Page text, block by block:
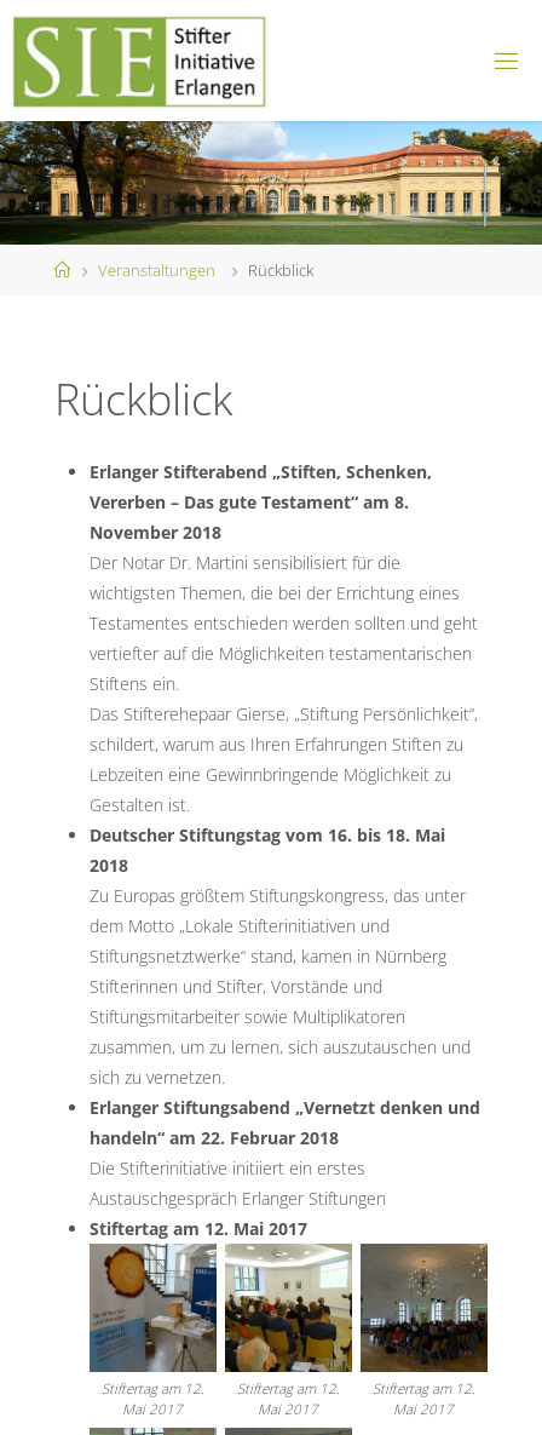
Skip
content
HomeVeranstaltungen Rückblick
Rückblick
Erlanger Stifterabend „Stiften, Schenken,
Vererben – Das gute Testament“ am 8.
November 2018
Der Notar Dr. Martini sensibilisiert für die
wichtigsten Themen, die bei der Errichtung eines
Testamentes entschieden werden sollten und geht
vertiefter auf die Möglichkeiten testamentarischen
Stiftens ein.
Das Stifterehepaar Gierse, „Stiftung Persönlichkeit“,
schildert, warum aus Ihren Erfahrungen Stiften zu
Lebzeiten eine Gewinnbringende Möglichkeit zu
Gestalten ist.
Deutscher Stiftungstag vom 16. bis 18. Mai
2018
Zu Europas größtem Stiftungskongress, das unter
dem Motto „Lokale Stifterinitiativen und
Stiftungsnetztwerke“ stand, kamen in Nürnberg
Stifterinnen und Stifter, Vorstände und
Stiftungsmitarbeiter sowie Multiplikatoren
zusammen, um zu lernen, sich auszutauschen und
sich zu vernetzen.
Erlanger Stiftungsabend „Vernetzt denken und
handeln“ am 22. Februar 2018
Die Stifterinitiative initiiert ein erstes
Austauschgespräch Erlanger Stiftungen
Stiftertag am 12. Mai 2017
Stiftertag am 12.
Mai 2017
Stiftertag am 12.
Mai 2017
Stiftertag am 12.
Mai 2017